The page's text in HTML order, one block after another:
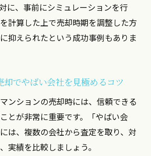
に、事前にシミュレーションを行
計算した上で売却時期を調整した方
抑えられたという成功事例もありま
でやばい会社を見極めるコツ
ンションの売却時には、信頼できる
とが非常に重要です。「やばい会
は、複数の会社から査定を取り、対
実績を比較しましょう。